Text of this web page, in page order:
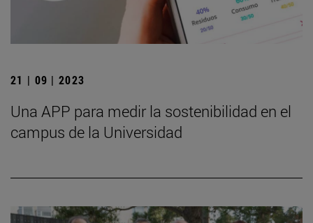
21 | 09 | 2023
Una APP para medir la sostenibilidad en el
campus de la Universidad